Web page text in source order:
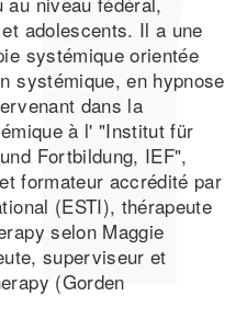
adolescents. Il a une
systémique orientée
systémique, en hypnose
dans la
à l' "Institut für
Fortbildung, IEF",
formateur accrédité par
(ESTI), thérapeute
selon Maggie
superviseur et
(Gorden